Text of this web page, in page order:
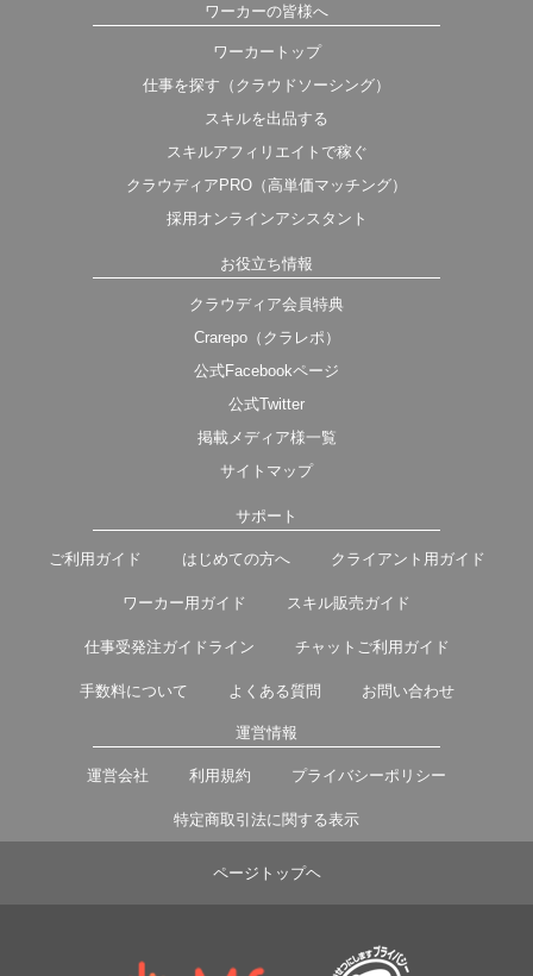
ワーカーの皆様へ
ワーカートップ
仕事を探す（クラウドソーシング）
スキルを出品する
スキルアフィリエイトで稼ぐ
クラウディアPRO（高単価マッチング）
採用オンラインアシスタント
お役立ち情報
クラウディア会員特典
Crarepo（クラレポ）
公式Facebookページ
公式Twitter
掲載メディア様一覧
サイトマップ
サポート
ご利用ガイド はじめての方へ クライアント用ガイド
ワーカー用ガイド スキル販売ガイド
仕事受発注ガイドライン チャットご利用ガイド
手数料について よくある質問 お問い合わせ
運営情報
運営会社 利用規約 プライバシーポリシー
特定商取引法に関する表示
ページトップヘ